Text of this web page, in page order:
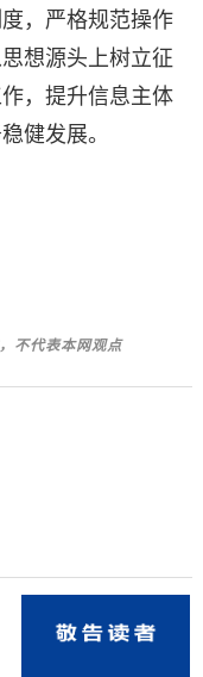
，严格规范操作
想源头上树立征
，提升信息主体
健发展。
不代表本网观点